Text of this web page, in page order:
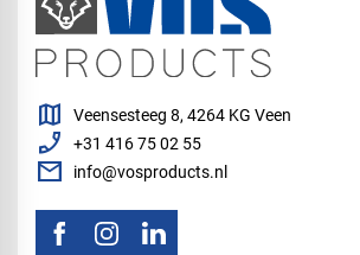
map Veensesteeg 8, 4264 KG Veen
phone_enabled +31 416 75 02 55
mail info@vosproducts.nl